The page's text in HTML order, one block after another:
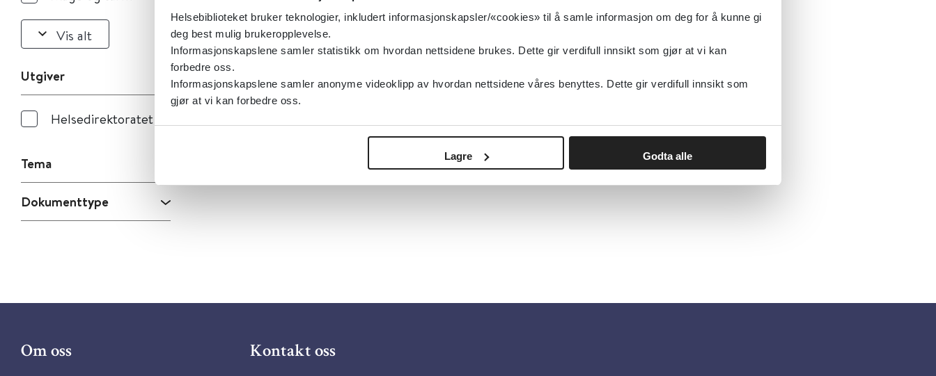
Helsebiblioteket bruker teknologier, inkludert informasjonskapsler/«cookies» til å samle informasjon om deg for å kunne gi
deg best mulig brukeropplevelse.
Informasjonskapslene samler statistikk om hvordan nettsidene brukes. Dette gir verdifull innsikt som gjør at vi kan
forbedre oss.
Informasjonskapslene samler anonyme videoklipp av hvordan nettsidene våres benyttes. Dette gir verdifull innsikt som
gjør at vi kan forbedre oss.
Lagre Godta alle
Vis alt
Utgiver
Helsedirektoratet
Tema
Dokumenttype
Om oss Kontakt oss